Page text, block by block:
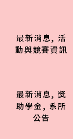
最新消息, 活
動與競賽資訊
最新消息, 獎
助學金, 系所
公告